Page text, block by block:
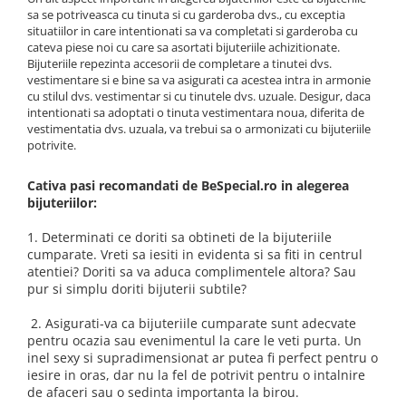
semipretioase
Bijuterii argint placat cu aur
Bijuterii argint cu diverse
materiale
Bijuterii argint cu murano
Bijuterii de Lux
Bijuterii gotice si rock
Bijuterii Handmade
Bijuterii fantezie
Casete si cutii de bijuterii
Accesorii Piele
Solutii si lavete de curatare
bijuterii argint
sa se potriveasca cu tinuta si cu garderoba dvs., cu exceptia
situatiilor in care intentionati sa va completati si garderoba cu
cateva piese noi cu care sa asortati bijuteriile achizitionate.
Bijuteriile repezinta accesorii de completare a tinutei dvs.
vestimentare si e bine sa va asigurati ca acestea intra in armonie
cu stilul dvs. vestimentar si cu tinutele dvs. uzuale. Desigur, daca
intentionati sa adoptati o tinuta vestimentara noua, diferita de
vestimentatia dvs. uzuala, va trebui sa o armonizati cu bijuteriile
potrivite.
Cativa pasi recomandati de BeSpecial.ro in alegerea
bijuteriilor:
1. Determinati ce doriti sa obtineti de la bijuteriile
cumparate. Vreti sa iesiti in evidenta si sa fiti in centrul
atentiei? Doriti sa va aduca complimentele altora? Sau
pur si simplu doriti bijuterii subtile?
2. Asigurati-va ca bijuteriile cumparate sunt adecvate
pentru ocazia sau evenimentul la care le veti purta. Un
inel sexy si supradimensionat ar putea fi perfect pentru o
iesire in oras, dar nu la fel de potrivit pentru o intalnire
de afaceri sau o sedinta importanta la birou.